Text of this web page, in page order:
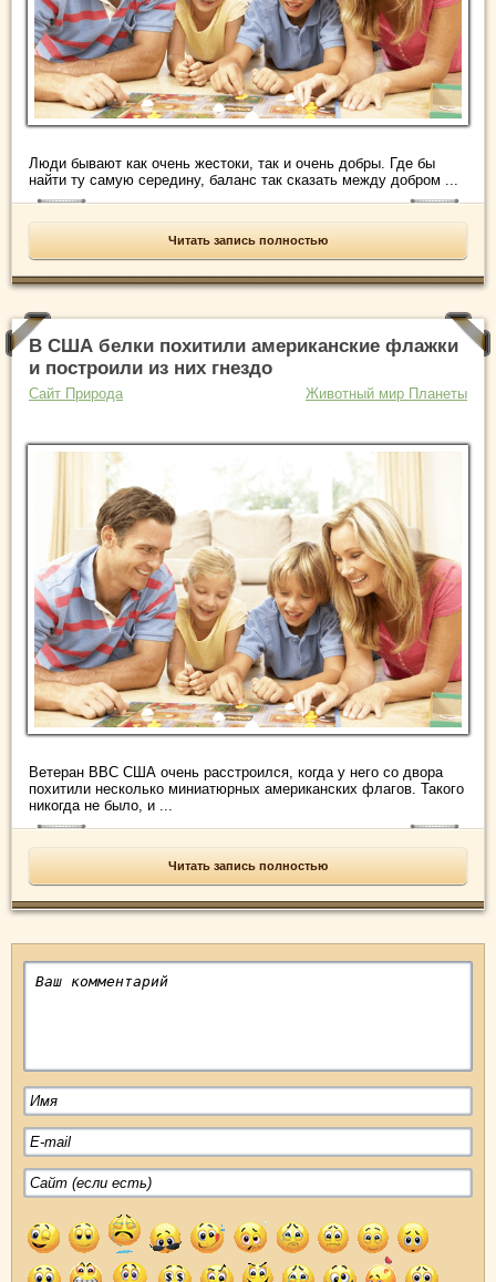
Люди бывают как очень жестоки, так и очень добры. Где бы
найти ту самую середину, баланс так сказать между добром ...
Читать запись полностью
В США белки похитили американские флажки
и построили из них гнездо
Сайт Природа Животный мир Планеты
Ветеран ВВС США очень расстроился, когда у него со двора
похитили несколько миниатюрных американских флагов. Такого
никогда не было, и ...
Читать запись полностью